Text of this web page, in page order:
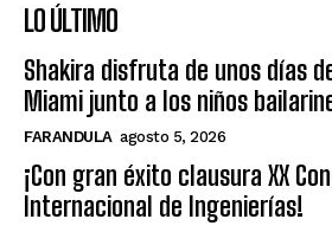
LO ÚLTIMO
Shakira disfruta de unos días
Miami junto a los niños
FARANDULA agosto 5, 2026
¡Con gran éxito clausura XX
Internacional de Ingenierías!